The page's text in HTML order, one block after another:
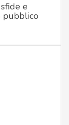
e
pubblico